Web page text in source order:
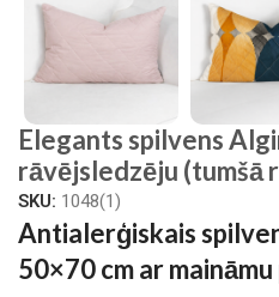
Elegants spilvens
rāvējsledzēju (tumšā
SKU: 1048(1)
Antialerģiskais
50×70 cm ar